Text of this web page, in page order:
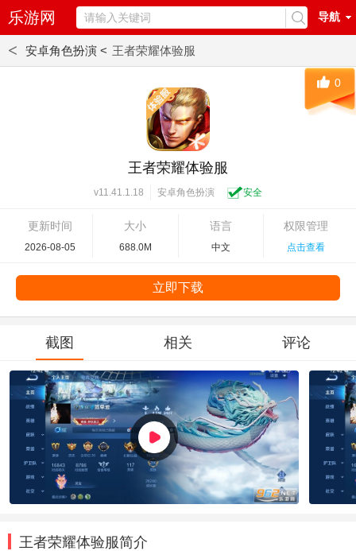
乐游网 导航
< 安卓角色扮演 < 王者荣耀体验服
王者荣耀体验服
v11.41.1.18 安卓角色扮演 安全
更新时间
2026-08-05
大小
688.0M
语言
中文
权限管理
点击查看
0
立即下载
截图 相关 评论
王者荣耀体验服简介